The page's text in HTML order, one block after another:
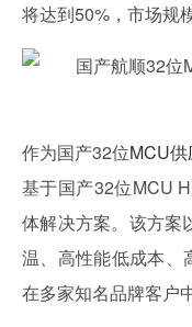
将达到50%，市场规
作为国产32位MCU
基于国产32位MCU
体解决方案。该方案
温、高性能低成本、
在多家知名品牌客户